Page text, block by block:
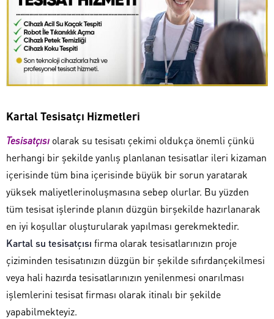
Kartal Tesisatçı Hizmetleri
Tesisatçısı olarak su tesisatı çekimi oldukça önemli çünkü
herhangi bir şekilde yanlış planlanan tesisatlar ileri kizaman
içerisinde tüm bina içerisinde büyük bir sorun yaratarak
yüksek maliyetlerinoluşmasına sebep olurlar. Bu yüzden
tüm tesisat işlerinde planın düzgün birşekilde hazırlanarak
en iyi koşullar oluşturularak yapılması gerekmektedir.
Kartal su tesisatçısı firma olarak tesisatlarınızın proje
çiziminden tesisatınızın düzgün bir şekilde sıfırdançekilmesi
veya hali hazırda tesisatlarınızın yenilenmesi onarılması
işlemlerini tesisat firması olarak itinalı bir şekilde
yapabilmekteyiz.